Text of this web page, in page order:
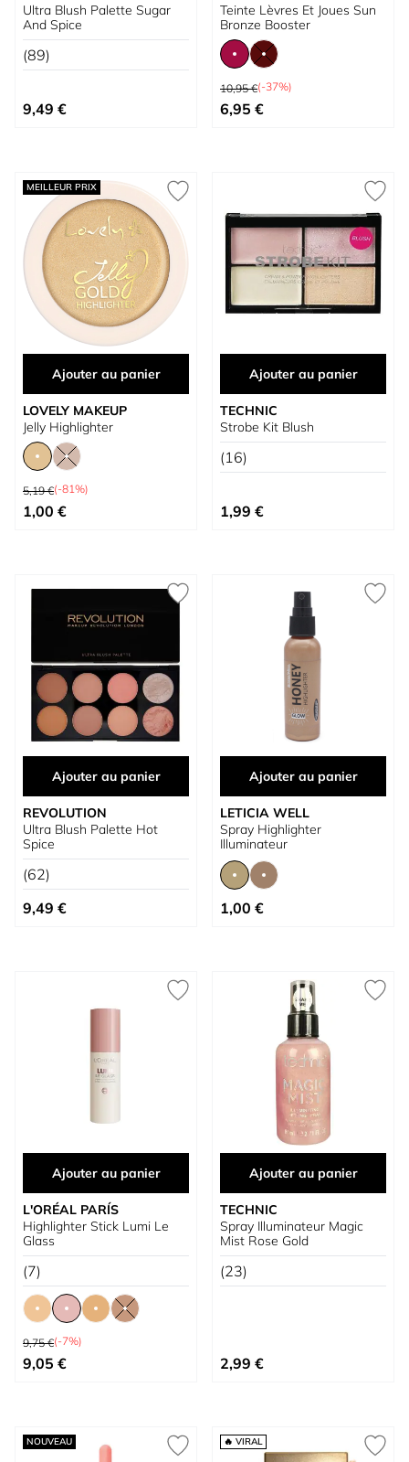
Ultra Blush Palette Sugar
And Spice
(89)
9,49 €
Teinte Lèvres Et Joues Sun
Bronze Booster
Prix normal
10,95 €(-37%)
À partir de
6,95 €
MEILLEUR PRIX
Ajouter au panier
LOVELY MAKEUP
Jelly Highlighter
Prix normal
5,19 €(-81%)
À partir de
1,00 €
Ajouter au panier
TECHNIC
Strobe Kit Blush
(16)
1,99 €
Ajouter au panier
REVOLUTION
Ultra Blush Palette Hot
Spice
(62)
9,49 €
Ajouter au panier
LETICIA WELL
Spray Highlighter
Illuminateur
À partir de
1,00 €
Ajouter au panier
L'ORÉAL PARÍS
Highlighter Stick Lumi Le
Glass
(7)
Prix normal
9,75 €(-7%)
À partir de
9,05 €
Ajouter au panier
TECHNIC
Spray Illuminateur Magic
Mist Rose Gold
(23)
2,99 €
NOUVEAU 🔥 VIRAL